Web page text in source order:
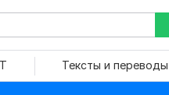
Тексты и переводы